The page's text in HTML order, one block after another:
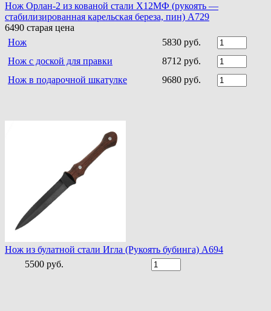
Нож Орлан-2 из кованой стали Х12МФ (рукоять —
стабилизированная карельская береза, пин) A729
6490 старая цена
Нож
5830 руб.
Нож с доской для правки
8712 руб.
Нож в подарочной шкатулке
9680 руб.
Нож из булатной стали Игла (Рукоять бубинга) A694
5500 руб.